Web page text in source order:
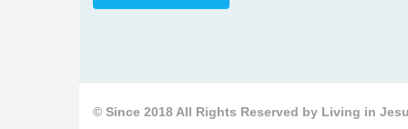
© Since 2018 All Rights Reserved by Living in